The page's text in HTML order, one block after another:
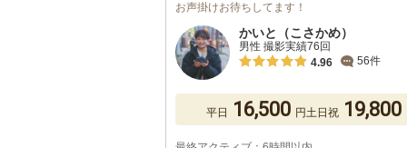
お声掛けお待ちしてます！
かいと（こさかめ）
男性 撮影実績76回
4.96
56件
平日 16,500 円土日祝 19,800